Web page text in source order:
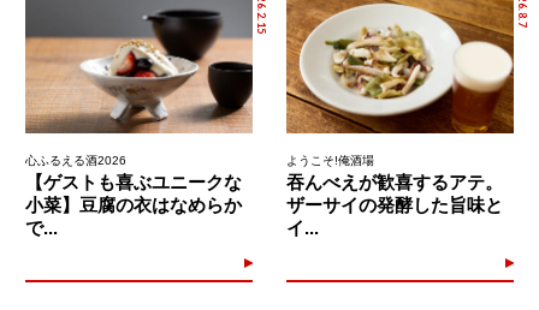
心ふるえる酒2026
【ゲストも喜ぶユニークな
小菜】豆腐の衣はなめらか
で...
ようこそ!俺酒場
吞んべえが歓喜するアテ。
ザーサイの発酵した旨味と
イ...